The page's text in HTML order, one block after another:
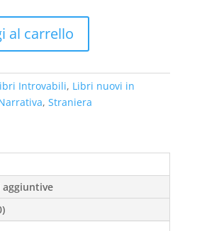
è:
€48,00.
al carrello
Introvabili, Libri nuovi in
, Straniera